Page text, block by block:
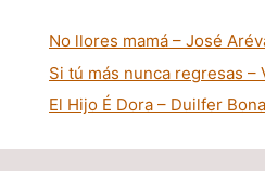
No llores mamá – José
Si tú más nunca regresas –
El Hijo É Dora – Duilfer Bona